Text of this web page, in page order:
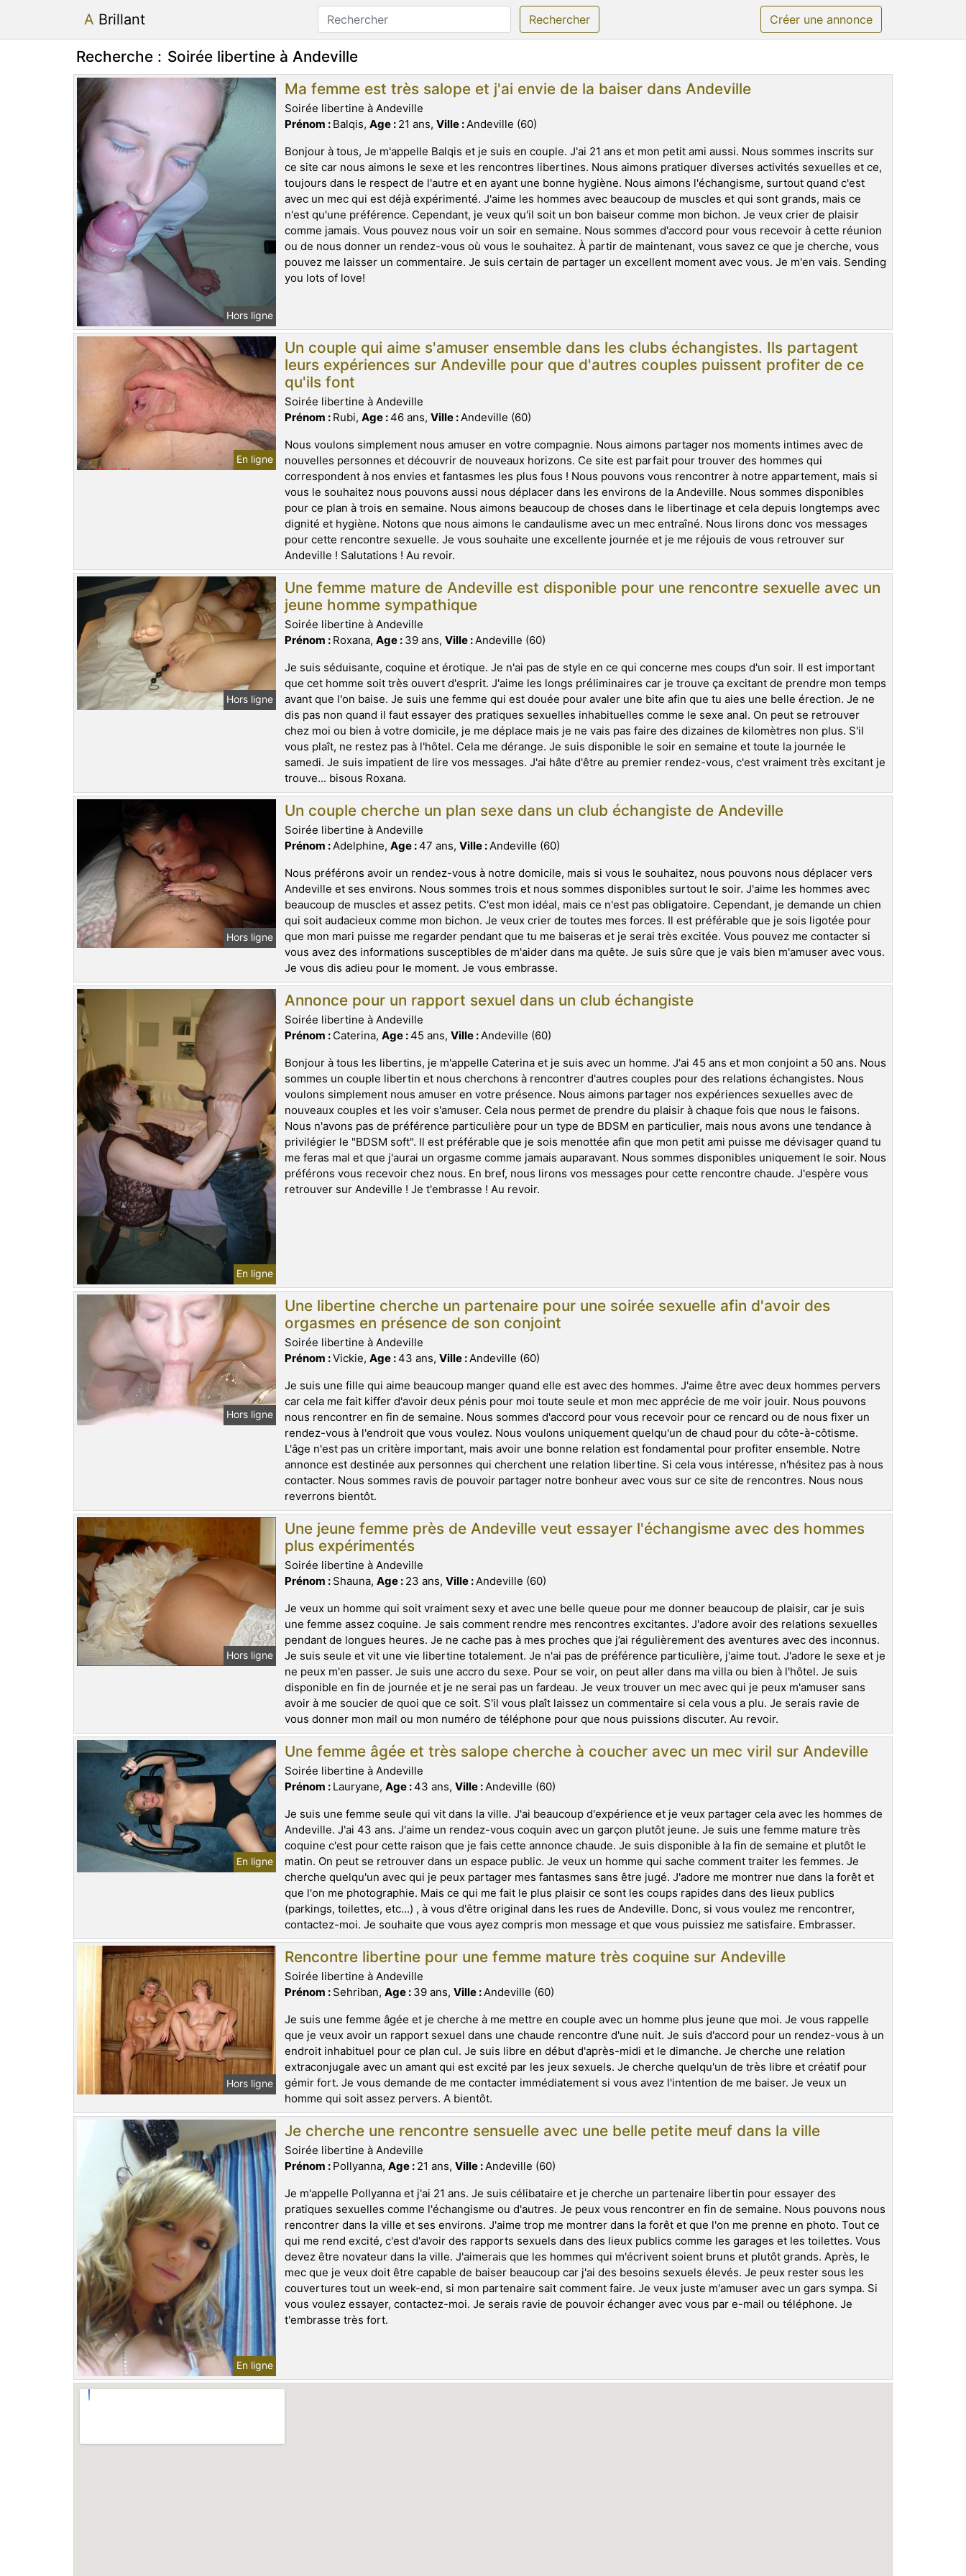
A Brillant Rechercher Créer une annonce
Recherche : Soirée libertine à Andeville
Hors ligne
Ma femme est très salope et j'ai envie de la baiser dans Andeville
Soirée libertine à Andeville
Prénom : Balqis, Age : 21 ans, Ville :Andeville (60)
Bonjour à tous, Je m'appelle Balqis et je suis en couple. J'ai 21 ans et mon petit ami aussi. Nous sommes inscrits sur
ce site car nous aimons le sexe et les rencontres libertines. Nous aimons pratiquer diverses activités sexuelles et ce,
toujours dans le respect de l'autre et en ayant une bonne hygiène. Nous aimons l'échangisme, surtout quand c'est
avec un mec qui est déjà expérimenté. J'aime les hommes avec beaucoup de muscles et qui sont grands, mais ce
n'est qu'une préférence. Cependant, je veux qu'il soit un bon baiseur comme mon bichon. Je veux crier de plaisir
comme jamais. Vous pouvez nous voir un soir en semaine. Nous sommes d'accord pour vous recevoir à cette réunion
ou de nous donner un rendez-vous où vous le souhaitez. À partir de maintenant, vous savez ce que je cherche, vous
pouvez me laisser un commentaire. Je suis certain de partager un excellent moment avec vous. Je m'en vais. Sending
you lots of love!
En ligne
Un couple qui aime s'amuser ensemble dans les clubs échangistes. Ils partagent
leurs expériences sur Andeville pour que d'autres couples puissent profiter de ce
qu'ils font
Soirée libertine à Andeville
Prénom : Rubi, Age :46 ans, Ville : Andeville (60)
Nous voulons simplement nous amuser en votre compagnie. Nous aimons partager nos moments intimes avec de
nouvelles personnes et découvrir de nouveaux horizons. Ce site est parfait pour trouver des hommes qui
correspondent à nos envies et fantasmes les plus fous ! Nous pouvons vous rencontrer à notre appartement, mais si
vous le souhaitez nous pouvons aussi nous déplacer dans les environs de la Andeville. Nous sommes disponibles
pour ce plan à trois en semaine. Nous aimons beaucoup de choses dans le libertinage et cela depuis longtemps avec
dignité et hygiène. Notons que nous aimons le candaulisme avec un mec entraîné. Nous lirons donc vos messages
pour cette rencontre sexuelle. Je vous souhaite une excellente journée et je me réjouis de vous retrouver sur
Andeville ! Salutations ! Au revoir.
Hors ligne
Une femme mature de Andeville est disponible pour une rencontre sexuelle avec un
jeune homme sympathique
Soirée libertine à Andeville
Prénom : Roxana, Age : 39 ans, Ville : Andeville (60)
Je suis séduisante, coquine et érotique. Je n'ai pas de style en ce qui concerne mes coups d'un soir. Il est important
que cet homme soit très ouvert d'esprit. J'aime les longs préliminaires car je trouve ça excitant de prendre mon temps
avant que l'on baise. Je suis une femme qui est douée pour avaler une bite afin que tu aies une belle érection. Je ne
dis pas non quand il faut essayer des pratiques sexuelles inhabituelles comme le sexe anal. On peut se retrouver
chez moi ou bien à votre domicile, je me déplace mais je ne vais pas faire des dizaines de kilomètres non plus. S'il
vous plaît, ne restez pas à l'hôtel. Cela me dérange. Je suis disponible le soir en semaine et toute la journée le
samedi. Je suis impatient de lire vos messages. J'ai hâte d'être au premier rendez-vous, c'est vraiment très excitant je
trouve... bisous Roxana.
Hors ligne
Un couple cherche un plan sexe dans un club échangiste de Andeville
Soirée libertine à Andeville
Prénom : Adelphine, Age :47 ans, Ville : Andeville (60)
Nous préférons avoir un rendez-vous à notre domicile, mais si vous le souhaitez, nous pouvons nous déplacer vers
Andeville et ses environs. Nous sommes trois et nous sommes disponibles surtout le soir. J'aime les hommes avec
beaucoup de muscles et assez petits. C'est mon idéal, mais ce n'est pas obligatoire. Cependant, je demande un chien
qui soit audacieux comme mon bichon. Je veux crier de toutes mes forces. Il est préférable que je sois ligotée pour
que mon mari puisse me regarder pendant que tu me baiseras et je serai très excitée. Vous pouvez me contacter si
vous avez des informations susceptibles de m'aider dans ma quête. Je suis sûre que je vais bien m'amuser avec vous.
Je vous dis adieu pour le moment. Je vous embrasse.
En ligne
Annonce pour un rapport sexuel dans un club échangiste
Soirée libertine à Andeville
Prénom : Caterina, Age :45 ans, Ville : Andeville (60)
Bonjour à tous les libertins, je m'appelle Caterina et je suis avec un homme. J'ai 45 ans et mon conjoint a 50 ans. Nous
sommes un couple libertin et nous cherchons à rencontrer d'autres couples pour des relations échangistes. Nous
voulons simplement nous amuser en votre présence. Nous aimons partager nos expériences sexuelles avec de
nouveaux couples et les voir s'amuser. Cela nous permet de prendre du plaisir à chaque fois que nous le faisons.
Nous n'avons pas de préférence particulière pour un type de BDSM en particulier, mais nous avons une tendance à
privilégier le "BDSM soft". Il est préférable que je sois menottée afin que mon petit ami puisse me dévisager quand tu
me feras mal et que j'aurai un orgasme comme jamais auparavant. Nous sommes disponibles uniquement le soir. Nous
préférons vous recevoir chez nous. En bref, nous lirons vos messages pour cette rencontre chaude. J'espère vous
retrouver sur Andeville ! Je t'embrasse ! Au revoir.
Hors ligne
Une libertine cherche un partenaire pour une soirée sexuelle afin d'avoir des
orgasmes en présence de son conjoint
Soirée libertine à Andeville
Prénom :Vickie, Age :43 ans, Ville : Andeville (60)
Je suis une fille qui aime beaucoup manger quand elle est avec des hommes. J'aime être avec deux hommes pervers
car cela me fait kiffer d'avoir deux pénis pour moi toute seule et mon mec apprécie de me voir jouir. Nous pouvons
nous rencontrer en fin de semaine. Nous sommes d'accord pour vous recevoir pour ce rencard ou de nous fixer un
rendez-vous à l'endroit que vous voulez. Nous voulons uniquement quelqu'un de chaud pour du côte-à-côtisme.
L'âge n'est pas un critère important, mais avoir une bonne relation est fondamental pour profiter ensemble. Notre
annonce est destinée aux personnes qui cherchent une relation libertine. Si cela vous intéresse, n'hésitez pas à nous
contacter. Nous sommes ravis de pouvoir partager notre bonheur avec vous sur ce site de rencontres. Nous nous
reverrons bientôt.
Hors ligne
Une jeune femme près de Andeville veut essayer l'échangisme avec des hommes
plus expérimentés
Soirée libertine à Andeville
Prénom : Shauna, Age : 23 ans, Ville : Andeville (60)
Je veux un homme qui soit vraiment sexy et avec une belle queue pour me donner beaucoup de plaisir, car je suis
une femme assez coquine. Je sais comment rendre mes rencontres excitantes. J'adore avoir des relations sexuelles
pendant de longues heures. Je ne cache pas à mes proches que j’ai régulièrement des aventures avec des inconnus.
Je suis seule et vit une vie libertine totalement. Je n'ai pas de préférence particulière, j'aime tout. J'adore le sexe et je
ne peux m'en passer. Je suis une accro du sexe. Pour se voir, on peut aller dans ma villa ou bien à l'hôtel. Je suis
disponible en fin de journée et je ne serai pas un fardeau. Je veux trouver un mec avec qui je peux m'amuser sans
avoir à me soucier de quoi que ce soit. S'il vous plaît laissez un commentaire si cela vous a plu. Je serais ravie de
vous donner mon mail ou mon numéro de téléphone pour que nous puissions discuter. Au revoir.
En ligne
Une femme âgée et très salope cherche à coucher avec un mec viril sur Andeville
Soirée libertine à Andeville
Prénom : Lauryane, Age :43 ans, Ville : Andeville (60)
Je suis une femme seule qui vit dans la ville. J'ai beaucoup d'expérience et je veux partager cela avec les hommes de
Andeville. J'ai 43 ans. J'aime un rendez-vous coquin avec un garçon plutôt jeune. Je suis une femme mature très
coquine c'est pour cette raison que je fais cette annonce chaude. Je suis disponible à la fin de semaine et plutôt le
matin. On peut se retrouver dans un espace public. Je veux un homme qui sache comment traiter les femmes. Je
cherche quelqu'un avec qui je peux partager mes fantasmes sans être jugé. J'adore me montrer nue dans la forêt et
que l'on me photographie. Mais ce qui me fait le plus plaisir ce sont les coups rapides dans des lieux publics
(parkings, toilettes, etc...) , à vous d'être original dans les rues de Andeville. Donc, si vous voulez me rencontrer,
contactez-moi. Je souhaite que vous ayez compris mon message et que vous puissiez me satisfaire. Embrasser.
Hors ligne
Rencontre libertine pour une femme mature très coquine sur Andeville
Soirée libertine à Andeville
Prénom : Sehriban, Age : 39 ans, Ville : Andeville (60)
Je suis une femme âgée et je cherche à me mettre en couple avec un homme plus jeune que moi. Je vous rappelle
que je veux avoir un rapport sexuel dans une chaude rencontre d'une nuit. Je suis d'accord pour un rendez-vous à un
endroit inhabituel pour ce plan cul. Je suis libre en début d'après-midi et le dimanche. Je cherche une relation
extraconjugale avec un amant qui est excité par les jeux sexuels. Je cherche quelqu'un de très libre et créatif pour
gémir fort. Je vous demande de me contacter immédiatement si vous avez l'intention de me baiser. Je veux un
homme qui soit assez pervers. A bientôt.
En ligne
Je cherche une rencontre sensuelle avec une belle petite meuf dans la ville
Soirée libertine à Andeville
Prénom : Pollyanna, Age : 21 ans, Ville : Andeville (60)
Je m'appelle Pollyanna et j'ai 21 ans. Je suis célibataire et je cherche un partenaire libertin pour essayer des
pratiques sexuelles comme l'échangisme ou d'autres. Je peux vous rencontrer en fin de semaine. Nous pouvons nous
rencontrer dans la ville et ses environs. J'aime trop me montrer dans la forêt et que l'on me prenne en photo. Tout ce
qui me rend excité, c'est d'avoir des rapports sexuels dans des lieux publics comme les garages et les toilettes. Vous
devez être novateur dans la ville. J'aimerais que les hommes qui m'écrivent soient bruns et plutôt grands. Après, le
mec que je veux doit être capable de baiser beaucoup car j'ai des besoins sexuels élevés. Je peux rester sous les
couvertures tout un week-end, si mon partenaire sait comment faire. Je veux juste m'amuser avec un gars sympa. Si
vous voulez essayer, contactez-moi. Je serais ravie de pouvoir échanger avec vous par e-mail ou téléphone. Je
t'embrasse très fort.